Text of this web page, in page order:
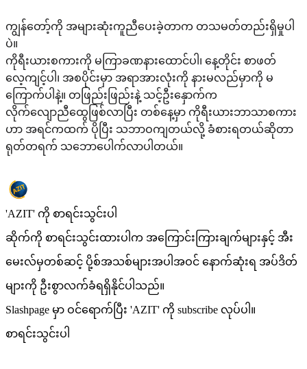
ကျွန်တော့်ကို အများဆုံးကူညီပေးခဲ့တာက တသမတ်တည်းရှိမှုပါ
ပဲ။
ကိုရီးယားစကားကို မကြာခဏနားထောင်ပါ၊ နေ့တိုင်း စာဖတ်
လေ့ကျင့်ပါ၊ အစပိုင်းမှာ အရာအားလုံးကို နားမလည်မှာကို မ
ကြောက်ပါနဲ့။ တဖြည်းဖြည်းနဲ့ သင့်ဦးနှောက်က
လိုက်လျောညီထွေဖြစ်လာပြီး တစ်နေ့မှာ ကိုရီးယားဘာသာစကား
ဟာ အရင်ကထက် ပိုပြီး သဘာဝကျတယ်လို့ ခံစားရတယ်ဆိုတာ
ရုတ်တရက် သဘောပေါက်လာပါတယ်။
'AZIT' ကို စာရင်းသွင်းပါ
ဆိုက်ကို စာရင်းသွင်းထားပါက အကြောင်းကြားချက်များနှင့် အီး
မေးလ်မှတစ်ဆင့် ပို့စ်အသစ်များအပါအဝင် နောက်ဆုံးရ အပ်ဒိတ်
များကို ဦးစွာလက်ခံရရှိနိုင်ပါသည်။
Slashpage မှာ ဝင်ရောက်ပြီး 'AZIT' ကို subscribe လုပ်ပါ။
စာရင်းသွင်းပါ